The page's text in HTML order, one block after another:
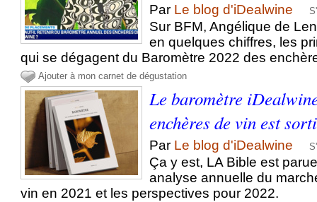
Par Le blog d'iDealwine
Sur BFM, Angélique de
en quelques chiffres, les
qui se dégagent du Baromètre 2022 des
Ajouter à mon carnet de dégustation
Le baromètre
enchères de vin est sorti
Par Le blog d'iDealwine
Ça y est, LA Bible est
analyse annuelle du
vin en 2021 et les perspectives pour 2022.